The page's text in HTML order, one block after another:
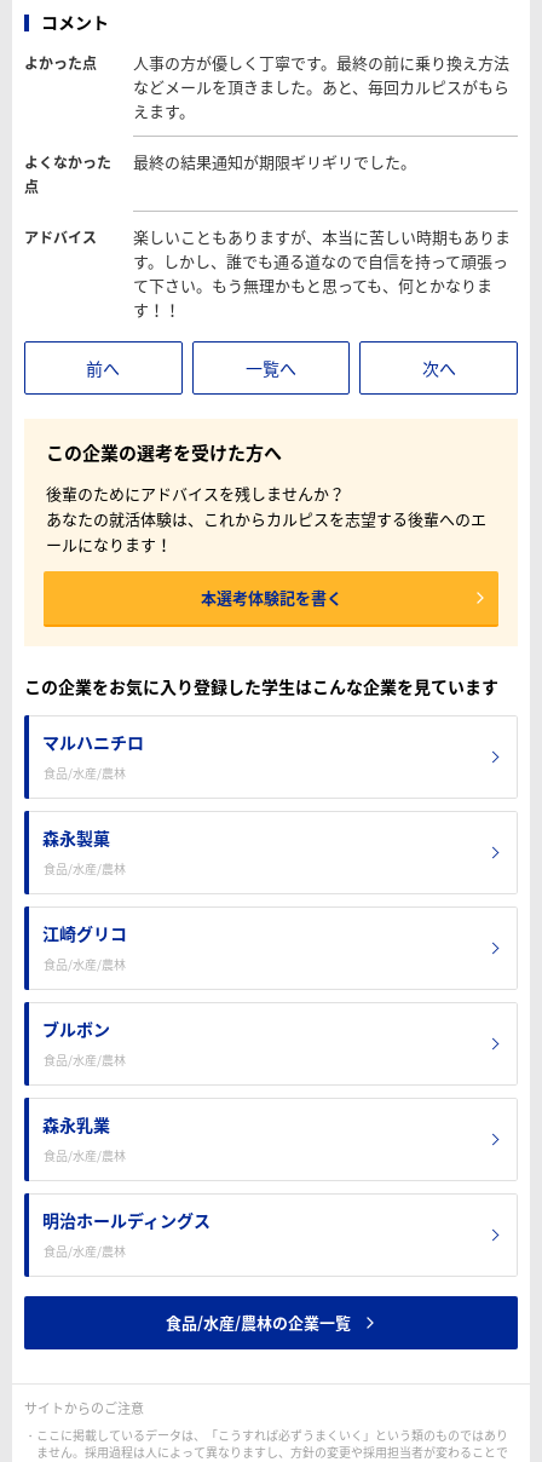
コメント
よかった点
人事の方が優しく丁寧です。最終の前に乗り換え方法
などメールを頂きました。あと、毎回カルピスがもら
えます。
よくなかった
点
最終の結果通知が期限ギリギリでした。
アドバイス
楽しいこともありますが、本当に苦しい時期もありま
す。しかし、誰でも通る道なので自信を持って頑張っ
て下さい。もう無理かもと思っても、何とかなりま
す！！
前へ 一覧へ 次へ
この企業の選考を受けた方へ
後輩のためにアドバイスを残しませんか？
あなたの就活体験は、これからカルピスを志望する後輩へのエ
ールになります！
本選考体験記を書く
この企業をお気に入り登録した学生はこんな企業を見ています
マルハニチロ
食品/水産/農林
森永製菓
食品/水産/農林
江崎グリコ
食品/水産/農林
ブルボン
食品/水産/農林
森永乳業
食品/水産/農林
明治ホールディングス
食品/水産/農林
食品/水産/農林の企業一覧
サイトからのご注意
ここに掲載しているデータは、「こうすれば必ずうまくいく」という類のものではあり
ません。採用過程は人によって異なりますし、方針の変更や採用担当者が変わることで